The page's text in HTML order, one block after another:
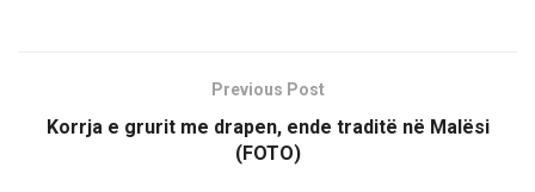
Previous Post
Korrja e grurit me drapen, ende traditë në Malësi
(FOTO)